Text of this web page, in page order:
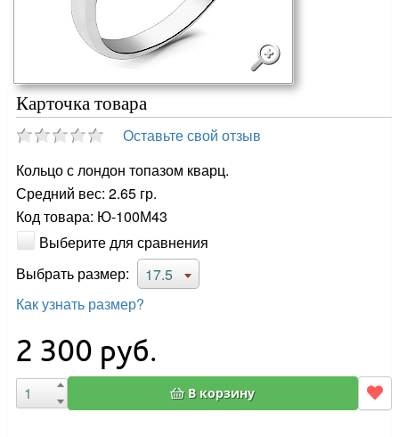
Карточка товара
Оставьте свой отзыв
Кольцо с лондон топазом кварц.
Средний вес: 2.65 гр.
Код товара: Ю-100М43
Выберите для сравнения
Выбрать размер:
17.5
Как узнать размер?
2 300 руб.
В корзину